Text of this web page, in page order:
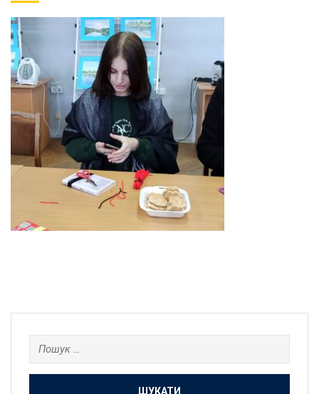
Пошук: